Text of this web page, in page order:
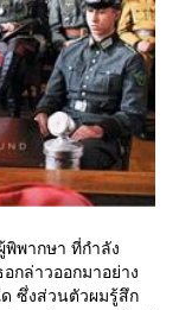
พากษา ที่กำลัง
กล่าวออกมาอย่าง
ซึ่งส่วนตัวผมรู้สึก